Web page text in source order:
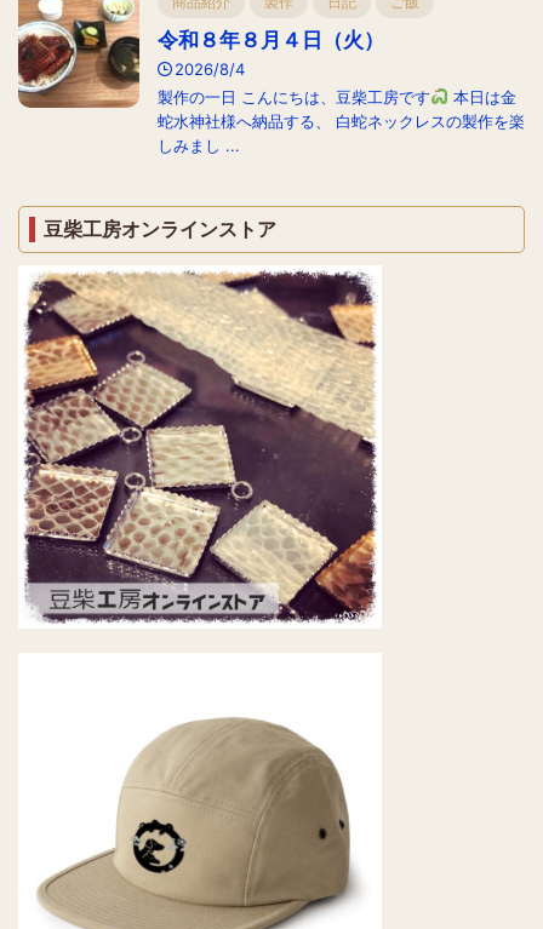
令和８年８月４日（火）
2026/8/4
製作の一日 こんにちは、豆柴工房です
本日は金
蛇水神社様へ納品する、 白蛇ネックレスの製作を楽
しみまし ...
豆柴工房オンラインストア